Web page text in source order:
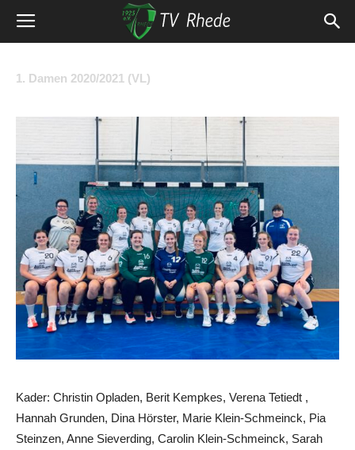
1. Damen 2020/2021 (VL)
Kader: Christin Opladen, Berit Kempkes, Verena Tetiedt ,
Hannah Grunden, Dina Hörster, Marie Klein-Schmeinck, Pia
Steinzen, Anne Sieverding, Carolin Klein-Schmeinck, Sarah